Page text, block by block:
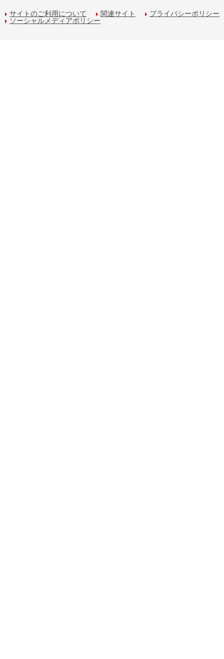
サイトのご利用について 関連サイト
プライバシーポリシー
ソーシャルメディアポリシー